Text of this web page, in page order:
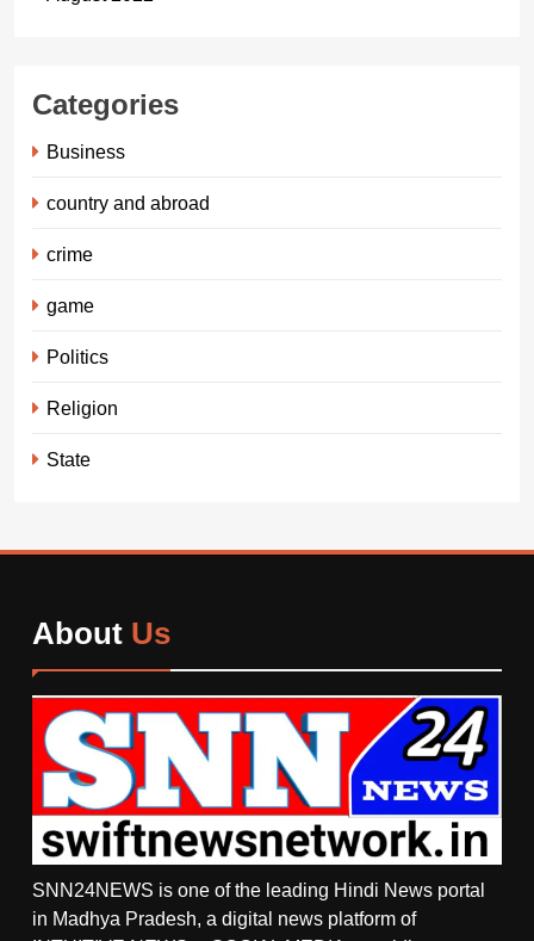
Categories
Business
country and abroad
crime
game
Politics
Religion
State
About Us
SNN24NEWS is one of the leading Hindi News portal
in Madhya Pradesh, a digital news platform of